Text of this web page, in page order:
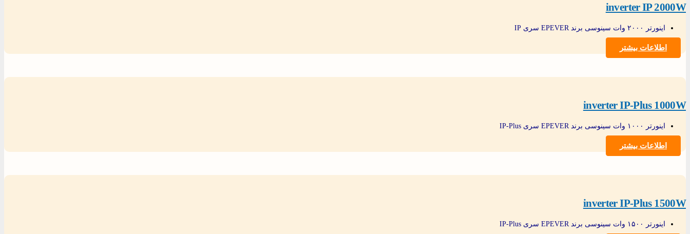
inverter IP 2000W
اینورتر ۲۰۰۰ وات سینوسی برند EPEVER سری IP
اطلاعات بیشتر
inverter IP-Plus 1000W
اینورتر ۱۰۰۰ وات سینوسی برند EPEVER سری IP-Plus
اطلاعات بیشتر
inverter IP-Plus 1500W
اینورتر ۱۵۰۰ وات سینوسی برند EPEVER سری IP-Plus